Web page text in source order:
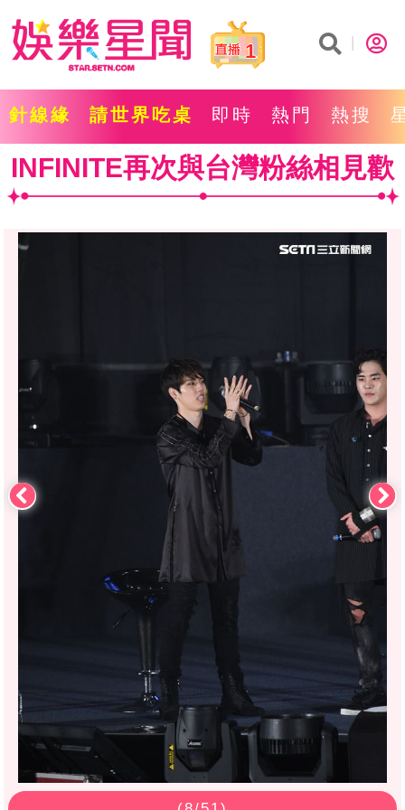
1
針線緣 請世界吃桌 即時 熱門 熱搜
INFINITE再次與台灣粉絲相見歡